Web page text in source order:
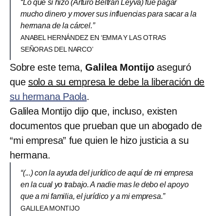
“Lo que sí hizo (Arturo Beltrán Leyva) fue pagar
mucho dinero y mover sus influencias para sacar a la
hermana de la cárcel.”
ANABEL HERNÁNDEZ EN ‘EMMA Y LAS OTRAS
SEÑORAS DEL NARCO’
Sobre este tema,Galilea Montijo aseguró
que solo a su empresa le debe la liberación de
su hermana Paola.
Galilea Montijo dijo que, incluso, existen
documentos que prueban que un abogado de
“mi empresa” fue quien le hizo justicia a su
hermana.
“(...) con la ayuda del jurídico de aquí de mi empresa
en la cual yo trabajo. A nadie mas le debo el apoyo
que a mi familia, el jurídico y a mi empresa.”
GALILEA MONTIJO